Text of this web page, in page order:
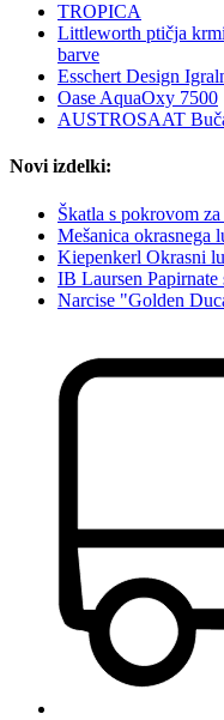
TROPICA
Littleworth ptičja
barve
Esschert Design
Oase AquaOxy 7500
AUSTROSAAT
Novi izdelki:
Škatla s pokrovom
Mešanica okrasnega
Kiepenkerl Okrasni
IB Laursen
Narcise "Golden